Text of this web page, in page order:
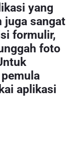
yang
juga sangat
formulir,
foto
aplikasi